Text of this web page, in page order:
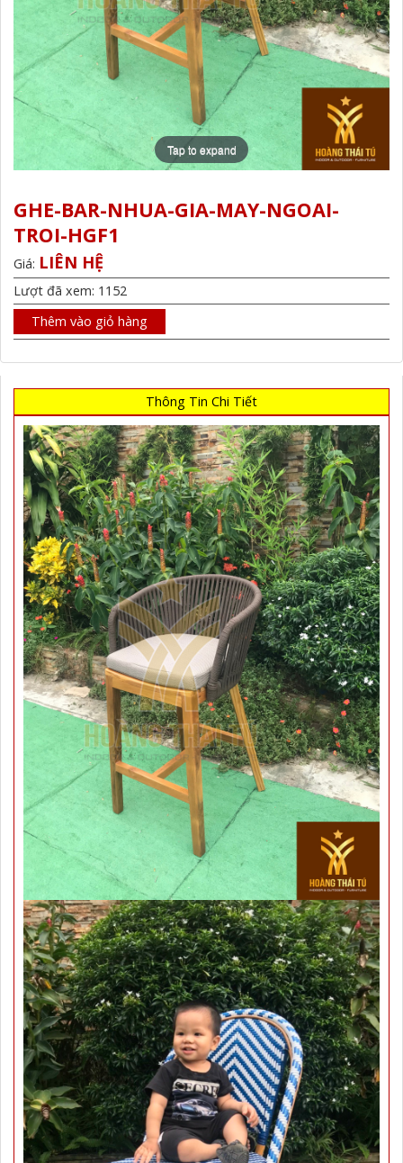
Tap to expand
GHE-BAR-NHUA-GIA-MAY-NGOAI-
TROI-HGF1
Giá: LIÊN HỆ
Lượt đã xem: 1152
Thêm vào giỏ hàng
Thông Tin Chi Tiết